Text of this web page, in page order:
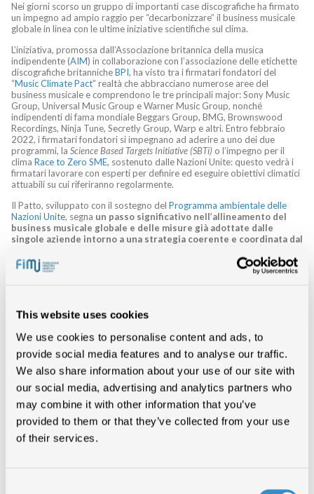
This website uses cookies
We use cookies to personalise content and ads, to
provide social media features and to analyse our traffic.
We also share information about your use of our site with
our social media, advertising and analytics partners who
may combine it with other information that you’ve
provided to them or that they’ve collected from your use
of their services.
Nei giorni scorso un gruppo di importanti case discografiche ha firmato
un impegno ad ampio raggio per “decarbonizzare” il business musicale
globale in linea con le ultime iniziative scientifiche sul clima.
L’iniziativa, promossa dall’Associazione britannica della musica
indipendente (AIM) in collaborazione con l’associazione delle etichette
discografiche britannicheBPI, ha visto tra i firmatari fondatori del
“Music Climate Pact” realtà che abbracciano numerose aree del
business musicale e comprendono le tre principali major: Sony Music
Group, Universal Music Group e Warner Music Group, nonché
indipendenti di fama mondiale Beggars Group, BMG, Brownswood
Recordings, Ninja Tune, Secretly Group, Warp e altri. Entro febbraio
2022, i firmatari fondatori si impegnano ad aderire a uno dei due
programmi, la Science Based Targets Initiative (SBTi) o l’impegno per il
clima Race to Zero SME, sostenuto dalle Nazioni Unite: questo vedrà i
firmatari lavorare con esperti per definire ed eseguire obiettivi climatici
attuabili su cui riferiranno regolarmente.
Il Patto, sviluppato con il sostegno del Programma ambientale delle
Nazioni Unite, segna un passo significativo nell’allineamento del
business musicale globale e delle misure già adottate dalle
singole aziende intorno a una strategia coerente e coordinata dal
esistenti.
della musica indipendente. Altri firmatari cercheranno di adempiere a
per l’iniziativa SBTi, nonché basandosi sui passi già intrapresi da
Beggars Group, BMG, Ninja Tune, Sony Music Group, Universal Music
Group, Warner Music Group e altri. I membri del progetto si impegnano
inoltre a condividere dati, approfondimenti e risorse, oltre a fornire
supporto agli artisti per impegnarsi e parlare delle questioni climatiche.
I firmatari del patto sperano di allargare rapidamente l’elenco delle
imprese partecipanti, con centinaia di altre aziende da tutto il mondo
che dovrebbero firmare entro giugno 2022. AIM, BPI, IMPALA e altre
organizzazioni nazionali e internazionali continueranno a fornire